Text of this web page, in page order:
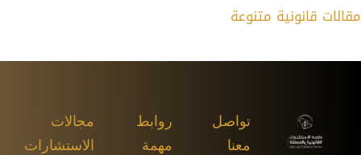
مقالات قانونية متنوعة
روابط
مهمة
مجالات
الاستشارات
تواصل
معنا